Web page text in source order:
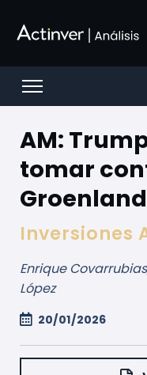
Open menu
AM:
tomar
Inversiones
Enrique
López
20/01/2026